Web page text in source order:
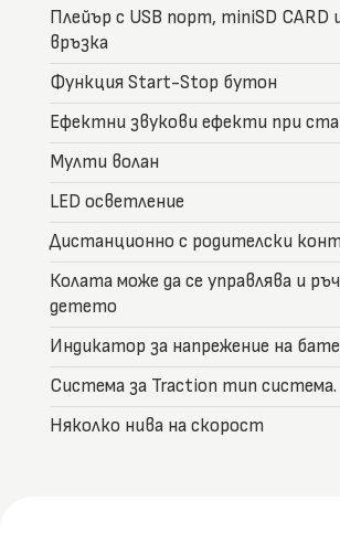
Плейър с USB порт, miniSD CARD
връзка
Функция Start-Stop бутон
Ефектни звукови ефекти при
Мулти волан
LED осветление
Дистанционно с родителски
Колата може да се управлява и
детето
Индикатор за напрежение на
Система за Traction тип система.
Няколко нива на скорост